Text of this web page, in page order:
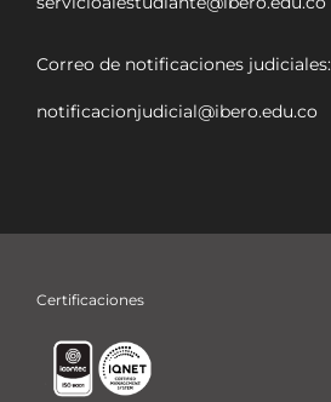
Correo de notificaciones judiciales:
notificacionjudicial@ibero.edu.co
Certificaciones